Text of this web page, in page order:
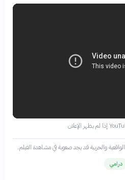
والحربية قد يجد صعوبة في مشاهدة الفيلم.
درامي